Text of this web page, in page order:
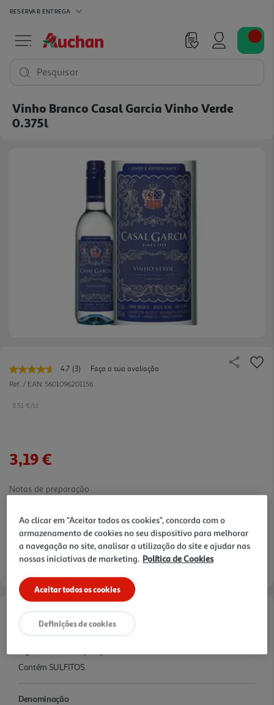
RESERVAR ENTREGA
Pesquisar
Vinho Branco Casal Garcia Vinho Verde
0.375l
4.7 Leu
3
(3)
Faça a sua avaliação
Ref. / EAN: 5601096201156
8.51 €/Lt
3,19 €
Notas de preparação
Características
Contém SULFITOS.
Denominação
Ao clicar em "Aceitar todos os cookies", concorda com o
armazenamento de cookies no seu dispositivo para melhorar
a navegação no site, analisar a utilização do site e ajudar nas
nossas iniciativas de marketing. Política de Cookies
Aceitar todos os cookies
Definições de cookies